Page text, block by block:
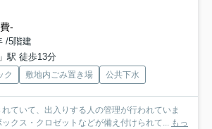
-
/5階建
駅 徒歩13分
ク 敷地内ごみ置き場 公共下水
ていて、出入りする人の管理が行われていま
クス・クロゼットなどが備え付けられて... もっ